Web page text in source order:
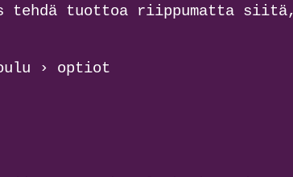
tehdä tuottoa riippumatta
› optiot